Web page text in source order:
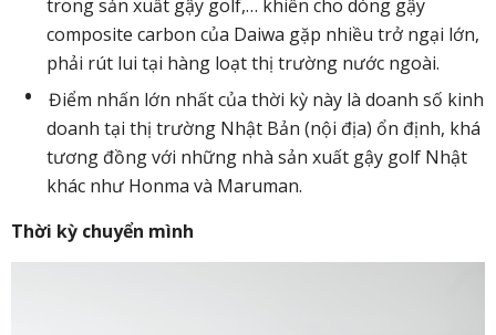
trong sản xuất gậy golf,… khiến cho dòng gậy
composite carbon của Daiwa gặp nhiều trở ngại lớn,
phải rút lui tại hàng loạt thị trường nước ngoài.
Điểm nhấn lớn nhất của thời kỳ này là doanh số kinh
doanh tại thị trường Nhật Bản (nội địa) ổn định, khá
tương đồng với những nhà sản xuất gậy golf Nhật
khác như Honma và Maruman.
Thời kỳ chuyển mình